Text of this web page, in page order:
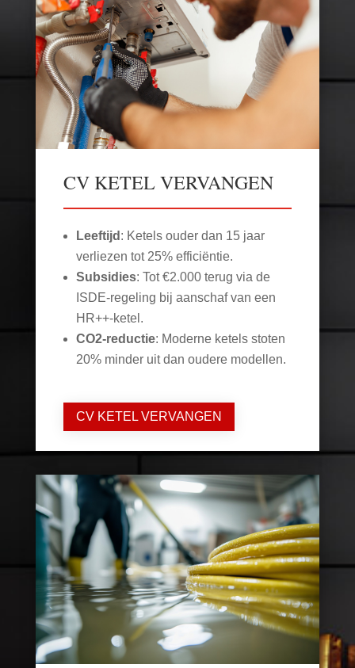
CV KETEL VERVANGEN
Leeftijd : Ketels ouder dan 15 jaar
verliezen tot 25% efficiëntie.
Subsidies: Tot €2.000 terug via de
ISDE-regeling bij aanschaf van een
HR++-ketel.
CO2-reductie: Moderne ketels stoten
20% minder uit dan oudere modellen.
CV KETEL VERVANGEN